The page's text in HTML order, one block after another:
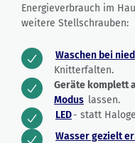
Energieverbrauch im
weitere Stellschrauben:
Waschen bei
Knitterfalten.
Geräte komplett
Modus lassen.
LED- statt
Wasser gezielt